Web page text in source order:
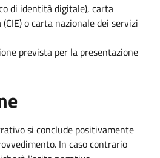
di identità digitale), carta
o carta nazionale dei servizi
prevista per la presentazione
si conclude positivamente
In caso contrario